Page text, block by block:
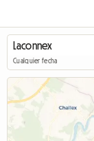
Cualquier fecha